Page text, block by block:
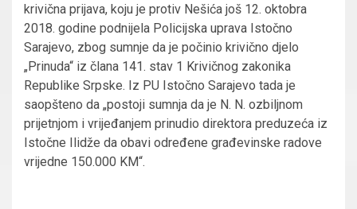
krivična prijava, koju je protiv Nešića još 12. oktobra
2018. godine podnijela Policijska uprava Istočno
Sarajevo, zbog sumnje da je počinio krivično djelo
„Prinuda“ iz člana 141. stav 1 Krivičnog zakonika
Republike Srpske. Iz PU Istočno Sarajevo tada je
saopšteno da „postoji sumnja da je N. N. ozbiljnom
prijetnjom i vrijeđanjem prinudio direktora preduzeća iz
Istočne Ilidže da obavi određene građevinske radove
vrijedne 150.000 KM“.